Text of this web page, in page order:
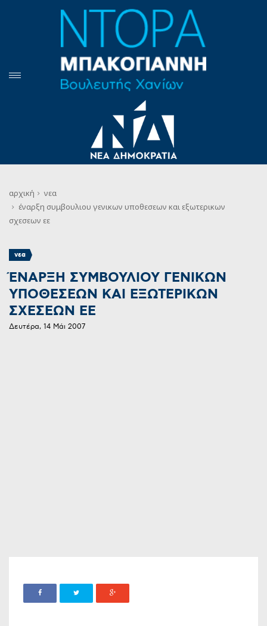
αρχική
νεα
έναρξη συμβουλιου γενικων υποθεσεων και εξωτερικων
σχεσεων εε
νεα
ΈΝΑΡΞΗ ΣΥΜΒΟΥΛΙΟΥ ΓΕΝΙΚΩΝ
ΥΠΟΘΕΣΕΩΝ ΚΑΙ ΕΞΩΤΕΡΙΚΩΝ
ΣΧΕΣΕΩΝ ΕΕ
Δευτέρα, 14 Μάι 2007